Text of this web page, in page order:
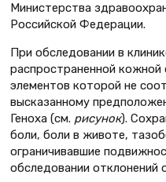
Министерства
Российской Федерации.
При обследовании в
распространенной
элементов которой не
высказанному
Геноха (см. рисунок).
боли, боли в животе,
ограничивавшие
обследовании отклонений